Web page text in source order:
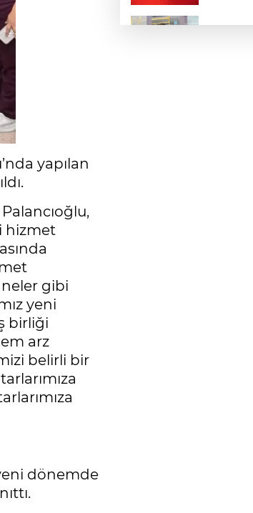
yapılan
hizmet
gibi
yeni
birliği
arz
belirli bir
dönemde